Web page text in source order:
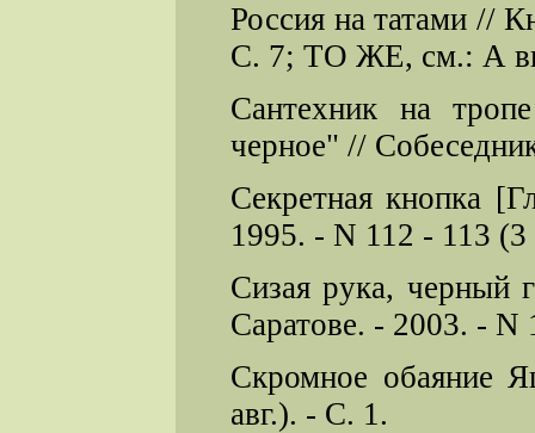
Россия на татами //
С. 7; ТО ЖЕ, см.: А
Сантехник на
черное" //
Секретная кнопка
1995. - N 112 - 113
Сизая рука, черный
Саратове. - 2003. -
Скромное обаяние
авг.). - С. 1.